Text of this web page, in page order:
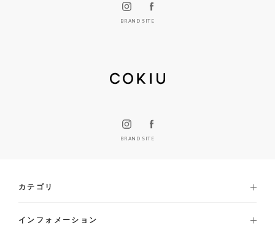
BRAND SITE
BRAND SITE
カテゴリ
インフォメーション